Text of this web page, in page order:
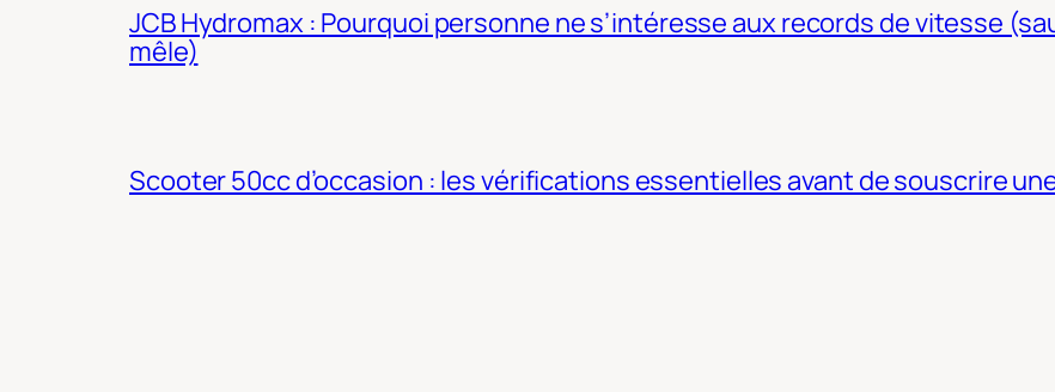
JCB Hydromax : Pourquoi personne ne s’intéresse aux records de vitesse
mêle)
Scooter 50cc d’occasion : les vérifications essentielles avant de souscrire